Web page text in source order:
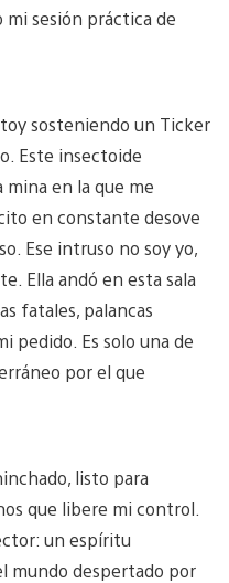
sesión práctica de
sosteniendo un Ticker
Este insectoide
en la que me
en constante desove
Ese intruso no soy yo,
Ella andó en esta sala
fatales, palancas
pedido. Es solo una de
por el que
listo para
que libere mi control.
un espíritu
mundo despertado por